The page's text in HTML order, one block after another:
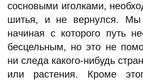
сосновыми иголками,
шитья, и не вернулся.
начиная с которого путь
бесцельным, но это не
ни следа какого-нибудь
или растения. Кроме